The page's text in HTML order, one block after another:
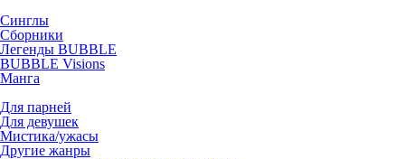
Синглы
Сборники
Легенды BUBBLE
BUBBLE Visions
Манга
Для парней
Для девушек
Мистика/ужасы
Другие жанры